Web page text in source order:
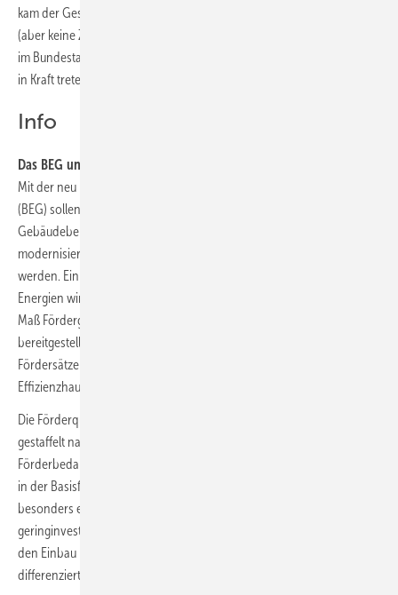
kam der Gesetzentwurf, am 20. Dezember berät der Bundesrat dazu
(aber keine Zustimmungspflicht nötig). Die geplante Verabschiedung
im Bundestag soll bis zum April 2020 erfolgen und das Gesetz danach
in Kraft treten.
Info
Das BEG und sein Ziel
Mit der neu konzipierten Bundesförderung für effiziente Gebäude
(BEG) sollen bestehende investive Förderprogramme im
Gebäudebereich zu einem einzigen, umfassenden und
modernisierten Förderangebot gebündelt und inhaltlich verbessert
werden. Ein Antrag für Effizienzmaßnahmen und erneuerbare
Energien wird dann genügen. Für das Programm werden im hohen
Maß Fördergelder durch das Bundeswirtschaftsministerium
bereitgestellt. Für umfassende Sanierungen werden die bisherigen
Fördersätze für das Erreichen der unterschiedlichen
Effizienzhausstufen im Bereich Wohngebäude um 10 % erhöht.
Die Förderquoten hängen von der konkreten Maßnahme ab; sie sind
gestaffelt nach dem Ambitionsniveau der Maßnahme und dem
Förderbedarf. Sie betragen grundsätzlich 10 % bei Einzelmaßnahmen
in der Basisförderung und 20 % bei hocheffizienten Bauteilen und
besonders effizienten Maßnahmenkombinationen sowie 30 % bei
geringinvestiven Maßnahmen (z. B. Pumpentausch). Förderquoten für
den Einbau bzw. Austausch von Heizungen werden noch weiter
differenziert und betragen 10, 20, 30 oder 45 %.